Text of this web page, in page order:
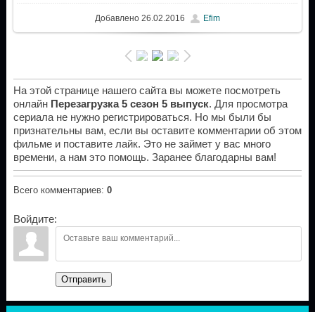
Добавлено26.02.2016 Efim
На этой странице нашего сайта вы можете посмотреть
онлайн Перезагрузка 5 сезон 5 выпуск. Для просмотра
сериала не нужно регистрироваться. Но мы были бы
признательны вам, если вы оставите комментарии об этом
фильме и поставите лайк. Это не займет у вас много
времени, а нам это помощь. Заранее благодарны вам!
Всего комментариев: 0
Войдите:
Отправить